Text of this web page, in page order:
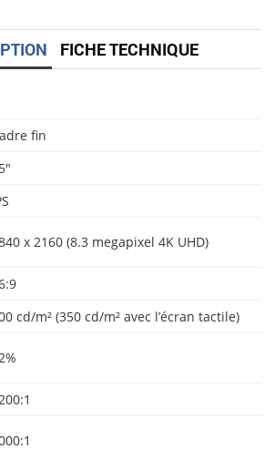
FICHE TECHNIQUE
fin
x 2160 (8.3 megapixel 4K UHD)
cd/m² (350 cd/m² avec l’écran tactile)